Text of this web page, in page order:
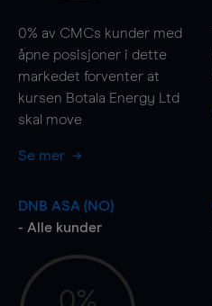
0% av CMCs kunder med
åpne posisjoner i dette
markedet forventer at
kursen Botala Energy Ltd
skal move
Se mer
DNB ASA (NO)
- Alle kunder